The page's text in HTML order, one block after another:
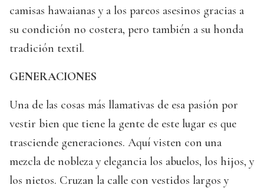
camisas hawaianas y a los pareos asesinos gracias a
su condición no costera, pero también a su honda
tradición textil.
GENERACIONES
Una de las cosas más llamativas de esa pasión por
vestir bien que tiene la gente de este lugar es que
trasciende generaciones. Aquí visten con una
mezcla de nobleza y elegancia los abuelos, los hijos, y
los nietos. Cruzan la calle con vestidos largos y